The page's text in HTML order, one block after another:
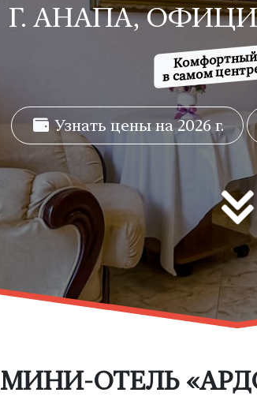
Г. АНАПА,
в самом
Узнать цены на 2026 г.
МИНИ-ОТЕЛЬ